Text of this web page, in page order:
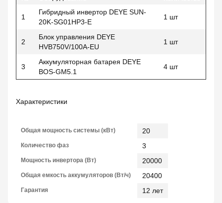
1
Гибридный инвертор DEYE SUN-
20K-SG01HP3-E
1 шт
2
Блок управления DEYE
HVB750V/100A-EU
1 шт
3
Аккумуляторная батарея DEYE
BOS-GM5.1
4 шт
Характеристики
Общая мощность системы (кВт) 20
Количество фаз 3
Мощность инвертора (Вт) 20000
Общая емкость аккумуляторов (Вт/ч) 20400
Гарантия 12 лет